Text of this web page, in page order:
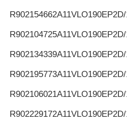
R902154662A11VLO190EP2D/
R902104725A11VLO190EP2D/
R902134339A11VLO190EP2D/
R902195773A11VLO190EP2D/
R902106021
R902229172